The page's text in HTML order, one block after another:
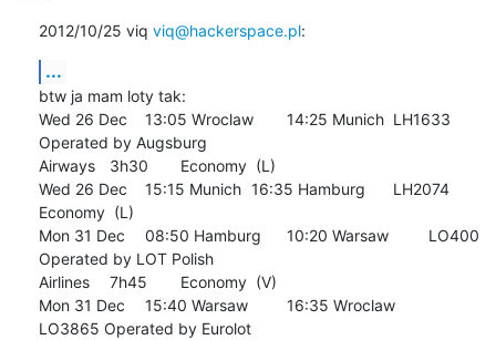
2012/10/25 viq viq@hackerspace.pl:
...
btw ja mam loty tak:
Wed 26 Dec 	13:05 Wroclaw 	14:25 Munich 	LH1633
Operated by Augsburg
Airways 	3h30 	Economy  (L)
Wed 26 Dec 	15:15 Munich 	16:35 Hamburg 	LH2074
Economy  (L)
Mon 31 Dec 	08:50 Hamburg 	10:20 Warsaw 	LO400
Operated by LOT Polish
Airlines 	7h45 	Economy  (V)
Mon 31 Dec 	15:40 Warsaw 	16:35 Wroclaw
LO3865 Operated by Eurolot